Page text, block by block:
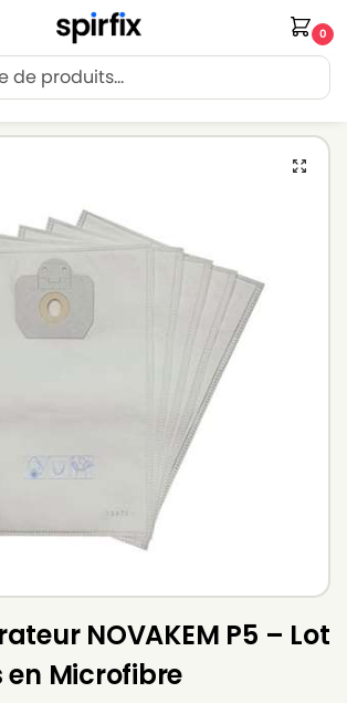
0
Point Relais offerte dès 30€ d’achat.
NOVAKEM P5 – Lot
en Microfibre